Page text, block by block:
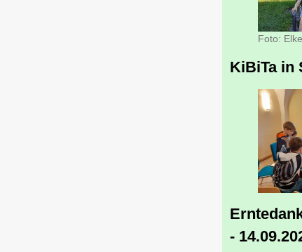
Foto:
KiBiTa in
-